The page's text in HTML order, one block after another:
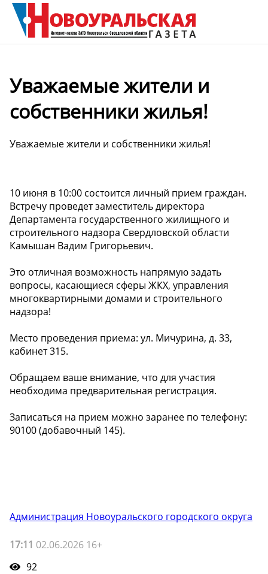
Уважаемые жители и
собственники жилья!
Уважаемые жители и собственники жилья!
10 июня в 10:00 состоится личный прием граждан.
Встречу проведет заместитель директора
Департамента государственного жилищного и
строительного надзора Свердловской области
Камышан Вадим Григорьевич.
Это отличная возможность напрямую задать
вопросы, касающиеся сферы ЖКХ, управления
многоквартирными домами и строительного
надзора!
Место проведения приема: ул. Мичурина, д. 33,
кабинет 315.
Обращаем ваше внимание, что для участия
необходима предварительная регистрация.
Записаться на прием можно заранее по телефону:
90100 (добавочный 145).
Администрация Новоуральского городского округа
17:11 02.06.2026 16+
92